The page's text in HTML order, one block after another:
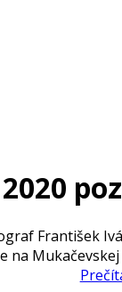
František
Mukačevskej